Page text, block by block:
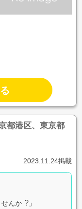
都港区、東京都
2023.11.24掲載
んか︖」